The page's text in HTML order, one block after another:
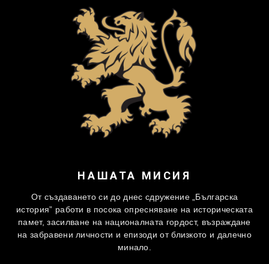
НАШАТА МИСИЯ
От създаването си до днес сдружение „Българска
история” работи в посока опресняване на историческата
памет, засилване на националната гордост, възраждане
на забравени личности и епизоди от близкото и далечно
минало.